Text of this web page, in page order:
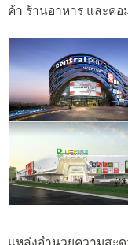
ค้า ร้านอาหาร และค